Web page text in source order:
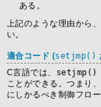
ある。
上記のような理由から
い。
適合コード (setjmp()
C言語では、 setjmp()
ことができる。つまり
にしかるべき制御フロ